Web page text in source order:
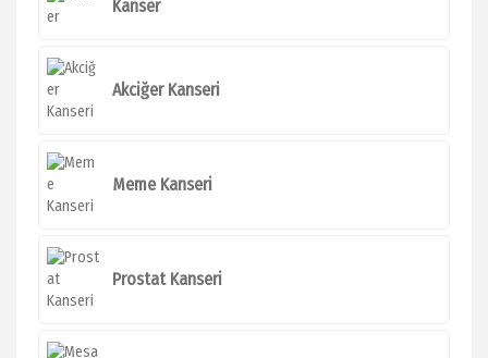
Kanser
Akciğer Kanseri
Meme Kanseri
Prostat Kanseri